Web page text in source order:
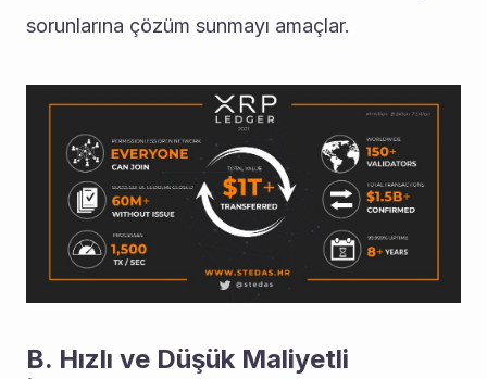
sorunlarına çözüm sunmayı amaçlar.
B. Hızlı ve Düşük Maliyetli